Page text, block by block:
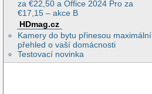
za €22,50 a Office 2024 Pro za
€17,15 – akce B
HDmag.cz
Kamery do bytu přinesou maximální
přehled o vaší domácnosti
Testovací novinka